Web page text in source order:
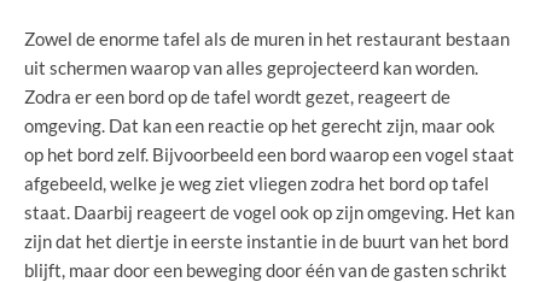
Zowel de enorme tafel als de muren in het restaurant bestaan
uit schermen waarop van alles geprojecteerd kan worden.
Zodra er een bord op de tafel wordt gezet, reageert de
omgeving. Dat kan een reactie op het gerecht zijn, maar ook
op het bord zelf. Bijvoorbeeld een bord waarop een vogel staat
afgebeeld, welke je weg ziet vliegen zodra het bord op tafel
staat. Daarbij reageert de vogel ook op zijn omgeving. Het kan
zijn dat het diertje in eerste instantie in de buurt van het bord
blijft, maar door een beweging door één van de gasten schrikt